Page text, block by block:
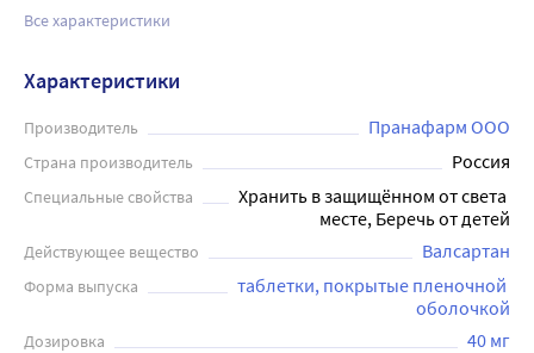
Все характеристики
Характеристики
Производитель Пранафарм ООО
Страна производитель Россия
Специальные свойства
Хранить в защищённом от света
месте, Беречь от детей
Действующее вещество Валсартан
Форма выпуска
таблетки, покрытые пленочной
оболочкой
Дозировка 40 мг